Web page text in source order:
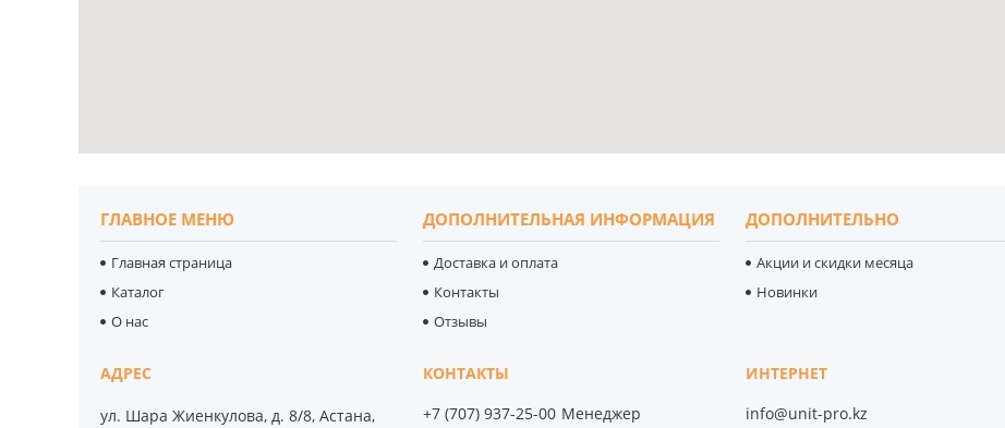
ГЛАВНОЕ МЕНЮ
Главная страница
Каталог
О нас
ДОПОЛНИТЕЛЬНАЯ ИНФОРМАЦИЯ
Доставка и оплата
Контакты
Отзывы
ДОПОЛНИТЕЛЬНО
Акции и скидки месяца
Новинки
ул. Шара Жиенкулова, д. 8/8, Астана,
+7 (707) 937-25-00 Менеджер info@unit-pro.kz